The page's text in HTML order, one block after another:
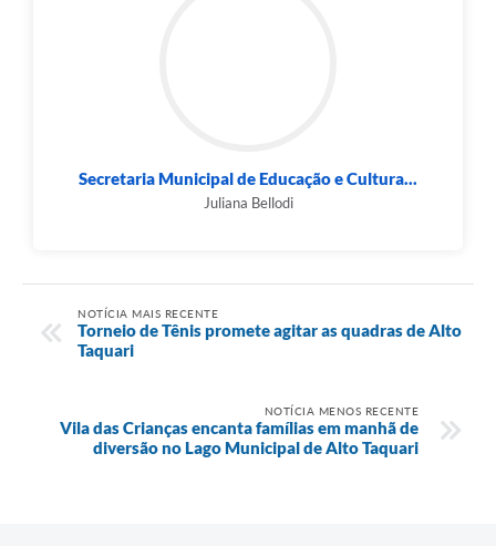
Secretaria Municipal de Educação e Cultura...
Juliana Bellodi
NOTÍCIA MAIS RECENTE
Torneio de Tênis promete agitar as quadras de Alto
Taquari
NOTÍCIA MENOS RECENTE
Vila das Crianças encanta famílias em manhã de
diversão no Lago Municipal de Alto Taquari